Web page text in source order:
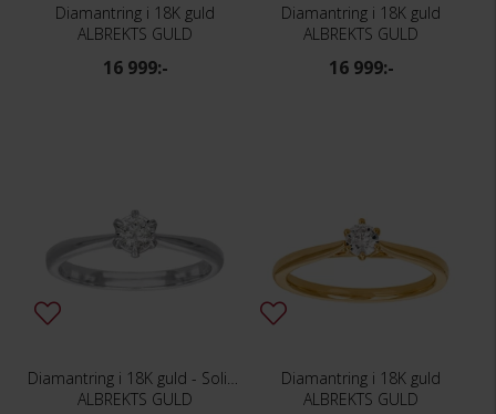
Diamantring i 18K guld
ALBREKTS GULD
16 999:-
Diamantring i 18K guld
ALBREKTS GULD
16 999:-
ALBREKTS GULD
Diamantring i 18K guld
ALBREKTS GULD